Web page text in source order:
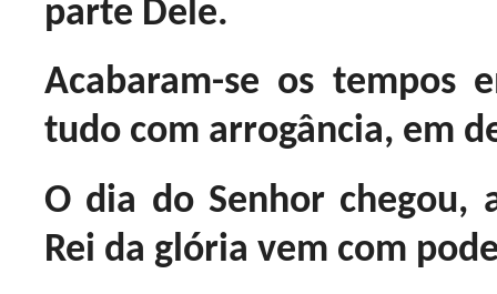
parte Dele.
Acabaram-se os tempos
tudo com arrogância, em
O dia do Senhor chegou,
Rei da glória vem com